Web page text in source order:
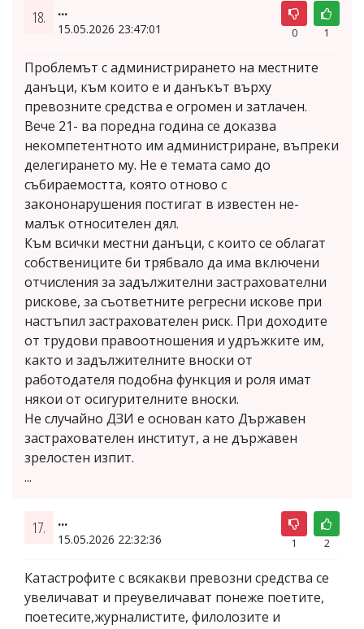
18. ...
15.05.2026 23:47:01 0 1
Проблемът с администрирането на местните
данъци, към които е и данъкът върху
превозните средства е огромен и затлачен.
Вече 21- ва поредна година се доказва
некомпетентното им администриране, въпреки
делегирането му. Не е темата само до
събираемостта, която отново с
закононарушения постигат в известен не-
малък относителен дял.
Към всички местни данъци, с които се облагат
собствениците би трябвало да има включени
отчисления за задължителни застрахователни
рискове, за съответните регресни искове при
настъпил застрахователен риск. При доходите
от трудови правоотношения и удръжките им,
както и задължителните вноски от
работодателя подобна функция и роля имат
някои от осигурителните вноски.
Не случайно ДЗИ е основан като Държавен
застрахователен институт, а не държавен
зрелостен изпит.
...
17. ...
15.05.2026 22:32:36 1 2
Катастрофите с всякакви превозни средства се
увеличават и преувеличават понеже поетите,
поетесите,журналистите, филолозите и